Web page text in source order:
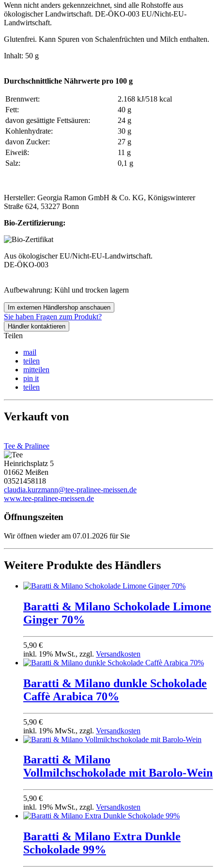
Wenn nicht anders gekennzeichnet, sind alle Rohstoffe aus
ökologischer Landwirtschaft. DE-ÖKO-003 EU/Nicht-EU-
Landwirtschaft.
Glutenfrei. Kann Spuren von Schalenfrüchten und Milch enthalten.
Inhalt: 50 g
Durchschnittliche Nährwerte pro 100 g
Brennwert:
2.168 kJ/518 kcal
Fett:
40 g
davon gesättigte Fettsäuren:
24 g
Kohlenhydrate:
30 g
davon Zucker:
27 g
Eiweiß:
11 g
Salz:
0,1 g
Hersteller: Georgia Ramon GmbH & Co. KG, Königswinterer
Straße 624, 53227 Bonn
Bio-Zertifizierung:
Aus ökologischer EU/Nicht-EU-Landwirtschaft.
DE-ÖKO-003
Aufbewahrung: Kühl und trocken lagern
Im externen Händlershop anschauen
Sie haben Fragen zum Produkt?
Händler kontaktieren
Teilen
mail
teilen
mitteilen
pin it
teilen
Verkauft von
Tee & Pralinee
Heinrichsplatz 5
01662 Meißen
03521458118
claudia.kurzmann@tee-pralinee-meissen.de
www.tee-pralinee-meissen.de
Öffnungszeiten
Wir öffnen wieder am 07.01.2026 für Sie
Weitere Produkte des Händlers
Baratti & Milano Schokolade Limone
Ginger 70%
5,90 €
inkl. 19% MwSt., zzgl. Versandkosten
Baratti & Milano dunkle Schokolade
Caffè Arabica 70%
5,90 €
inkl. 19% MwSt., zzgl. Versandkosten
Baratti & Milano
Vollmilchschokolade mit Barolo-Wein
5,90 €
inkl. 19% MwSt., zzgl. Versandkosten
Baratti & Milano Extra Dunkle
Schokolade 99%